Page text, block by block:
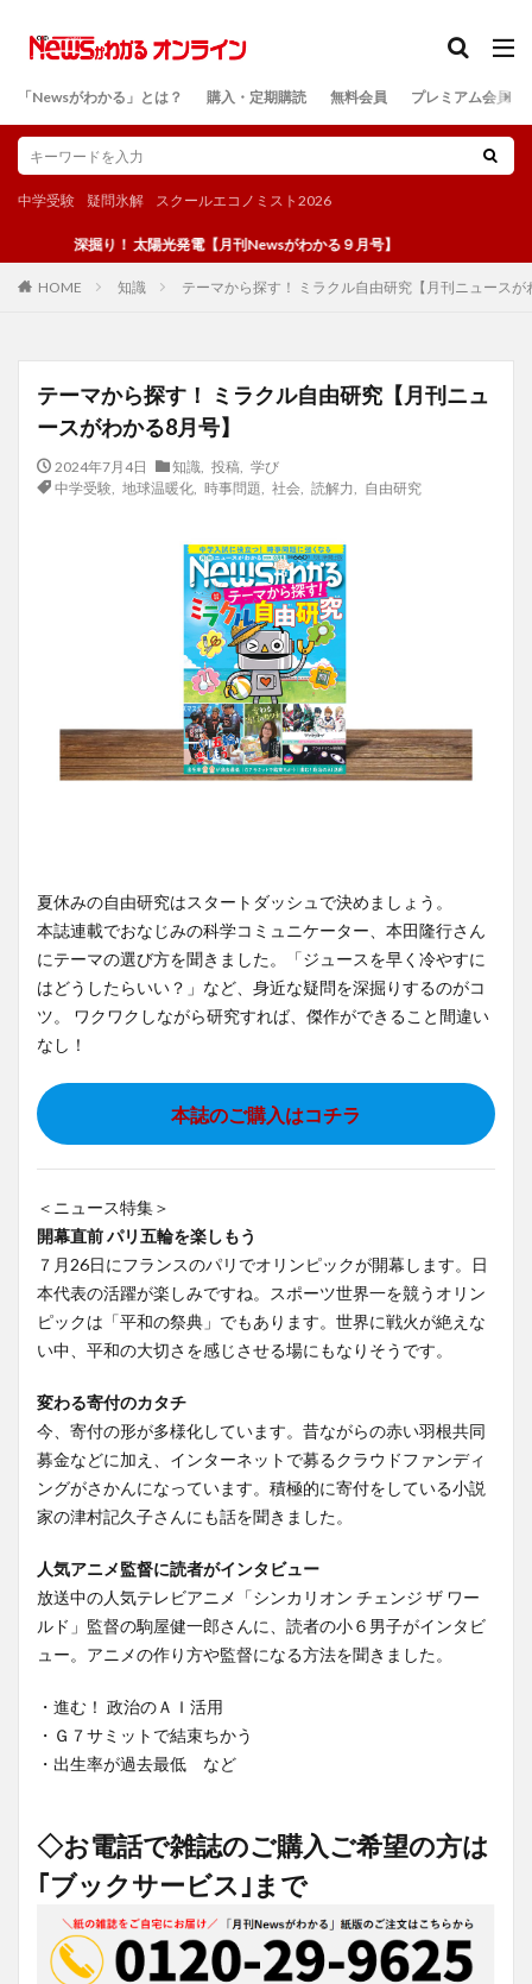
「Newsがわかる」とは？ 購入・定期購読 無料会員 プレミアム会員
中学受験 疑問氷解 スクールエコノミスト2026
深掘り！ 太陽光発電【月刊Newsがわかる９月号】
HOME 知識 テーマから探す！ ミラクル自由研究【月刊ニュースが
テーマから探す！ ミラクル自由研究【月刊ニュ
ースがわかる8月号】
2024年7月4日 知識 投稿
学び
中学受験, 地球温暖化 時事問題 社会, 読解力 自由研究
夏休みの自由研究はスタートダッシュで決めましょう。
本誌連載でおなじみの科学コミュニケーター、本田隆行さん
にテーマの選び方を聞きました。「ジュースを早く冷やすに
はどうしたらいい？」など、身近な疑問を深掘りするのがコ
ツ。 ワクワクしながら研究すれば、傑作ができること間違い
なし！
本誌のご購入はコチラ
＜ニュース特集＞
開幕直前 パリ五輪を楽しもう
７月26日にフランスのパリでオリンピックが開幕します。日
本代表の活躍が楽しみですね。スポーツ世界一を競うオリン
ピックは「平和の祭典」でもあります。世界に戦火が絶えな
い中、平和の大切さを感じさせる場にもなりそうです。
変わる寄付のカタチ
今、寄付の形が多様化しています。昔ながらの赤い羽根共同
募金などに加え、インターネットで募るクラウドファンディ
ングがさかんになっています。積極的に寄付をしている小説
家の津村記久子さんにも話を聞きました。
人気アニメ監督に読者がインタビュー
放送中の人気テレビアニメ「シンカリオン チェンジ ザ ワー
ルド」監督の駒屋健一郎さんに、読者の小６男子がインタビ
ュー。アニメの作り方や監督になる方法を聞きました。
・進む！ 政治のＡＩ活用
・Ｇ７サミットで結束ちかう
・出生率が過去最低 など
◇お電話で雑誌のご購入ご希望の方は
｢ブックサービス｣まで
検索